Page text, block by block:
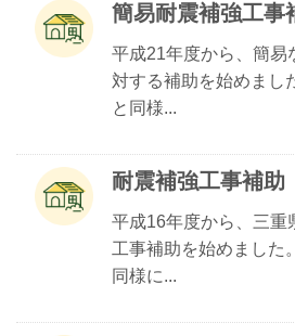
簡易耐震補強工事
平成21年度から、簡易
対する補助を始めまし
と同様...
耐震補強工事補助
平成16年度から、三重
工事補助を始めました
同様に...